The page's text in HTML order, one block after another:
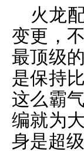
火龙
变更，
最顶级
是保持
这么霸
编就为
身是超